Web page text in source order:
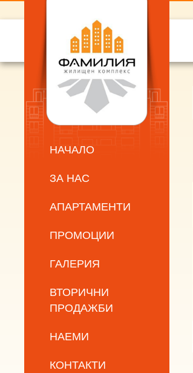
НАЧАЛО
ЗА НАС
АПАРТАМЕНТИ
ПРОМОЦИИ
ГАЛЕРИЯ
ВТОРИЧНИ
ПРОДАЖБИ
НАЕМИ
КОНТАКТИ